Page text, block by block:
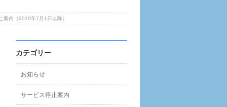
案内（2019年7月1日以降）
カテゴリー
お知らせ
サービス停止案内